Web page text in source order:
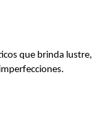
que brinda lustre,